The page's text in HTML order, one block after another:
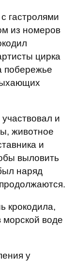
гастролями
из номеров
цирка
побережье
и
животное
и
выловить
наряд
крокодила,
морской воде
у